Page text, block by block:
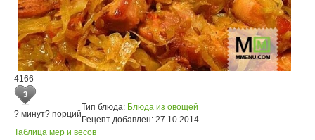
4166
3
? минут? порций
Тип блюда: Блюда из овощей
Рецепт добавлен: 27.10.2014
Таблица мер и весов